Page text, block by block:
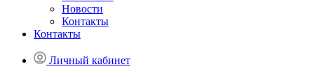
Новости
Контакты
Контакты
Личный кабинет